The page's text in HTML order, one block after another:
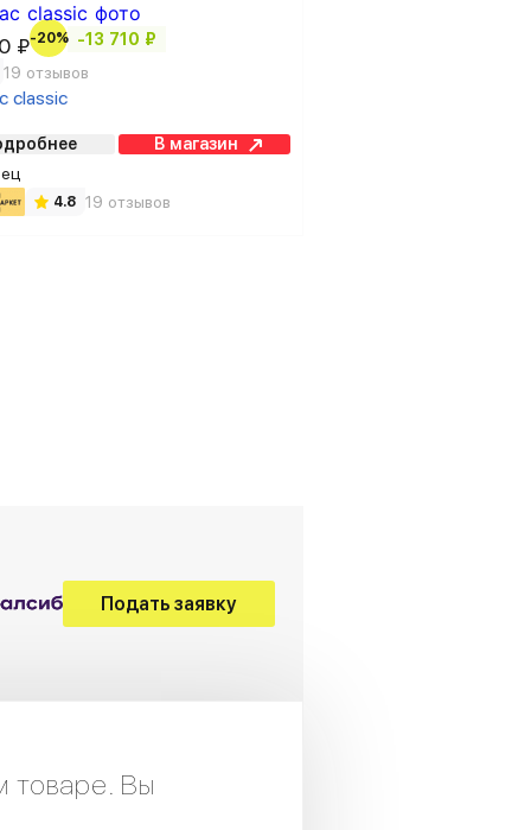
₽-20% -13 710 ₽
19 отзывов
classic
В магазин
4.8 19 отзывов
Подать заявку
товаре. Вы